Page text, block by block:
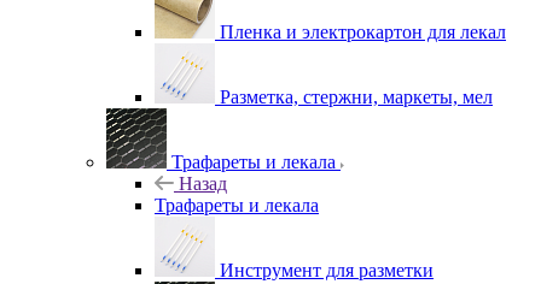
Пленка и электрокартон для лекал
Разметка, стержни, маркеты, мел
Трафареты и лекала
Назад
Трафареты и лекала
Инструмент для разметки